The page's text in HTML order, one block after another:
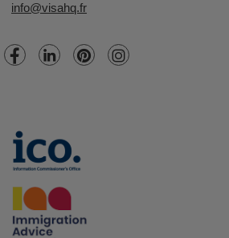
info@visahq.fr